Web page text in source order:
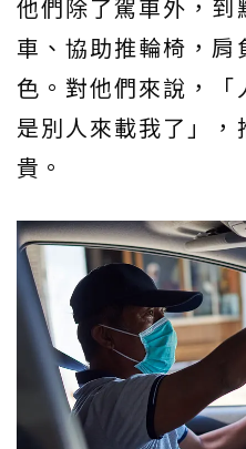
他們除了駕車外，
車、協助推輪椅，肩
色。對他們來說，
是別人來載我了」
貴。